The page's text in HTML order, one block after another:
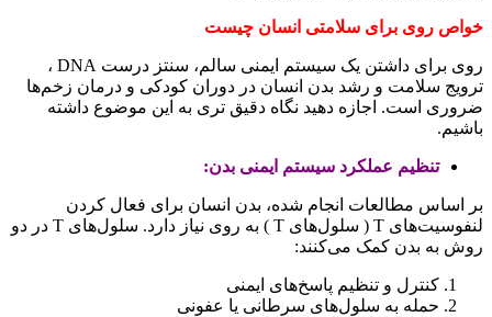
خواص روی برای سلامتی انسان چیست
روی برای داشتن یک سیستم ایمنی سالم، سنتز درست DNA ،
ترویج سلامت و رشد بدن انسان در دوران کودکی و درمان زخم‌ها
ضروری است. اجازه دهید نگاه دقیق تری به این موضوع داشته
باشیم.
تنظیم عملکرد سیستم ایمنی بدن:
بر اساس مطالعات انجام شده، بدن انسان برای فعال کردن
لنفوسیت‌های T ( سلول‌های T ) به روی نیاز دارد. سلول‌های T در دو
روش به بدن کمک می‌کنند:
کنترل و تنظیم پاسخ‌های ایمنی
حمله به سلول‌های سرطانی یا عفونی